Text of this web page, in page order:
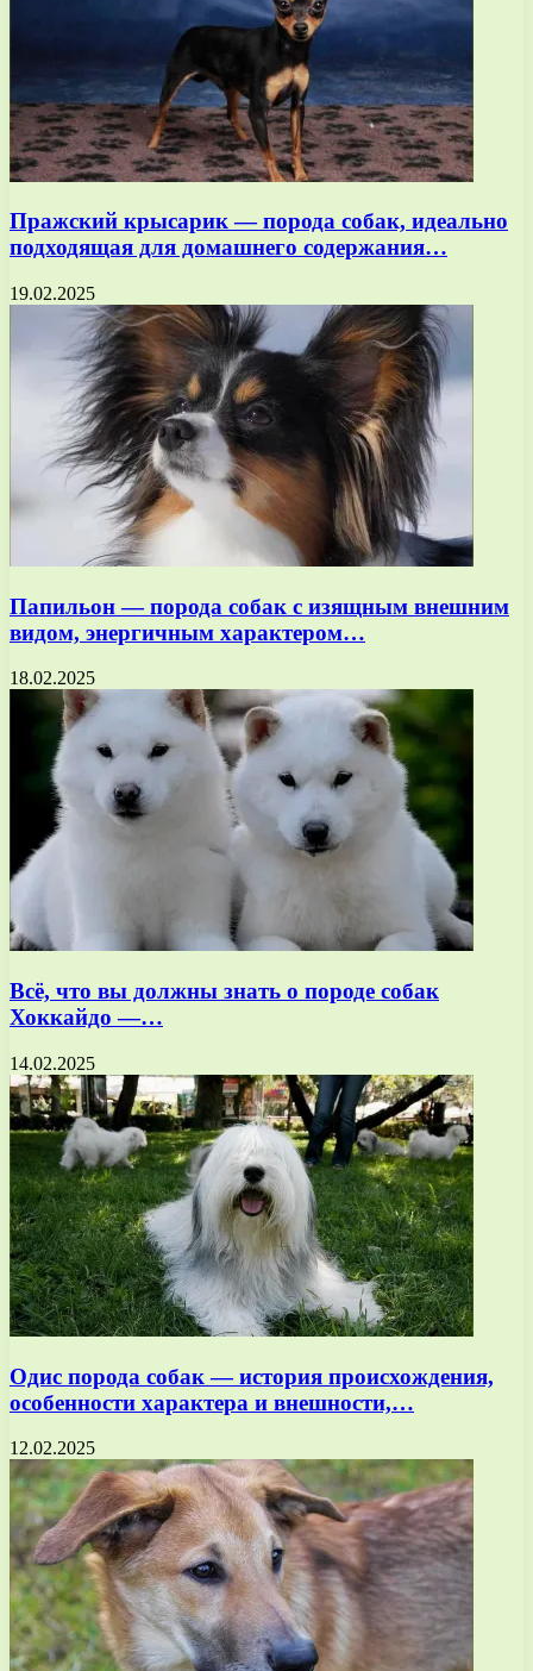
Пражский крысарик — порода собак, идеально
подходящая для домашнего содержания…
19.02.2025
Папильон — порода собак с изящным внешним
видом, энергичным характером…
18.02.2025
Всё, что вы должны знать о породе собак
Хоккайдо —…
14.02.2025
Одис порода собак — история происхождения,
особенности характера и внешности,…
12.02.2025